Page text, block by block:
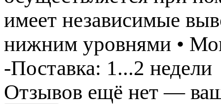
имеет независимые
нижним уровнями •
-Поставка: 1...2 недели
Отзывов ещё нет —